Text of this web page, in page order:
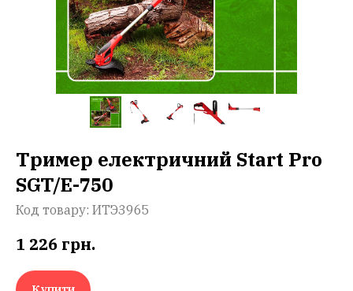
Тример електричний Start Pro
SGT/E-750
Код товару: ИТЭ3965
1 226 грн.